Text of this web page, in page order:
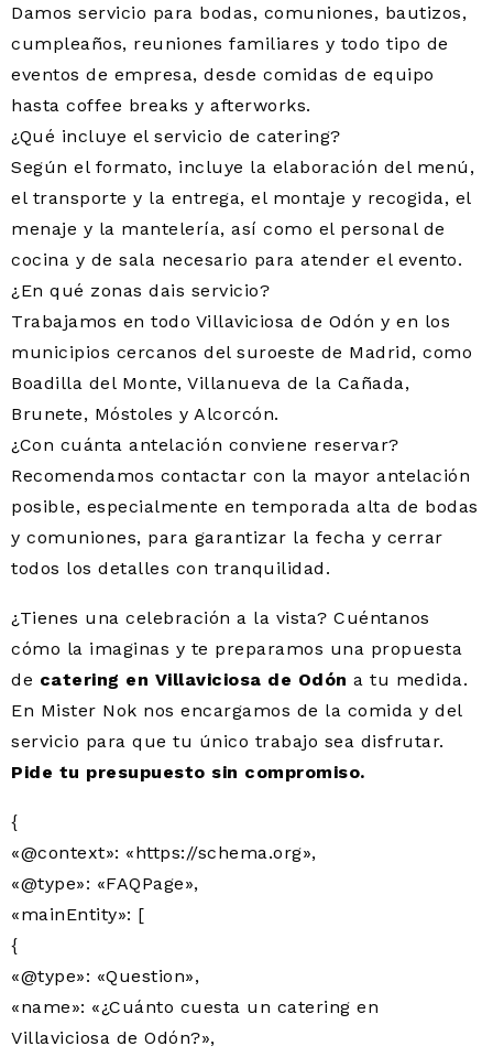
Damos servicio para bodas, comuniones, bautizos,
cumpleaños, reuniones familiares y todo tipo de
eventos de empresa, desde comidas de equipo
hasta coffee breaks y afterworks.
¿Qué incluye el servicio de catering?
Según el formato, incluye la elaboración del menú,
el transporte y la entrega, el montaje y recogida, el
menaje y la mantelería, así como el personal de
cocina y de sala necesario para atender el evento.
¿En qué zonas dais servicio?
Trabajamos en todo Villaviciosa de Odón y en los
municipios cercanos del suroeste de Madrid, como
Boadilla del Monte, Villanueva de la Cañada,
Brunete, Móstoles y Alcorcón.
¿Con cuánta antelación conviene reservar?
Recomendamos contactar con la mayor antelación
posible, especialmente en temporada alta de bodas
y comuniones, para garantizar la fecha y cerrar
todos los detalles con tranquilidad.
¿Tienes una celebración a la vista? Cuéntanos
cómo la imaginas y te preparamos una propuesta
de catering en Villaviciosa de Odón a tu medida.
En Mister Nok nos encargamos de la comida y del
servicio para que tu único trabajo sea disfrutar.
Pide tu presupuesto sin compromiso.
{
«@context»: «https://schema.org»,
«@type»: «FAQPage»,
«mainEntity»: [
{
«@type»: «Question»,
«name»: «¿Cuánto cuesta un catering en
Villaviciosa de Odón?»,